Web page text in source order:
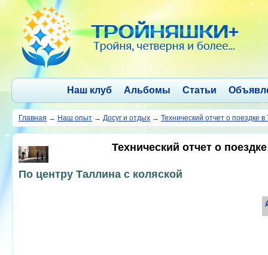
Наш клуб Альбомы Статьи
Главная → Наш опыт → Досуг и отдых → Технический отчет о поездке
Технический отчет о
По центру Таллина с коляской